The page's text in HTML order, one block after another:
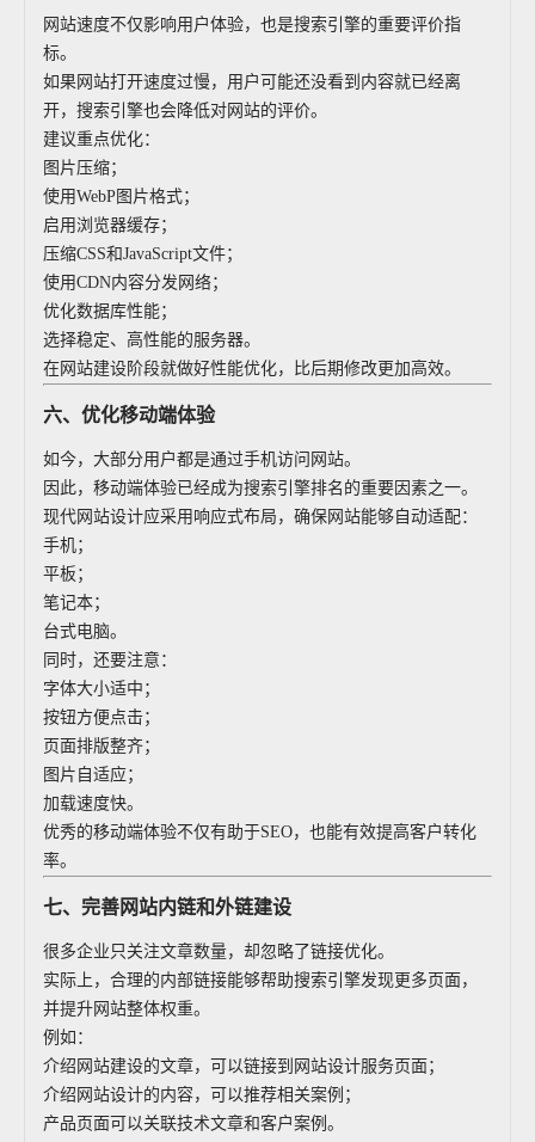
网站速度不仅影响用户体验，也是搜索引擎的重要评价指
标。
如果网站打开速度过慢，用户可能还没看到内容就已经离
开，搜索引擎也会降低对网站的评价。
建议重点优化：
图片压缩；
使用WebP图片格式；
启用浏览器缓存；
压缩CSS和JavaScript文件；
使用CDN内容分发网络；
优化数据库性能；
选择稳定、高性能的服务器。
在网站建设阶段就做好性能优化，比后期修改更加高效。
六、优化移动端体验
如今，大部分用户都是通过手机访问网站。
因此，移动端体验已经成为搜索引擎排名的重要因素之一。
现代网站设计应采用响应式布局，确保网站能够自动适配：
手机；
平板；
笔记本；
台式电脑。
同时，还要注意：
字体大小适中；
按钮方便点击；
页面排版整齐；
图片自适应；
加载速度快。
优秀的移动端体验不仅有助于SEO，也能有效提高客户转化
率。
七、完善网站内链和外链建设
很多企业只关注文章数量，却忽略了链接优化。
实际上，合理的内部链接能够帮助搜索引擎发现更多页面，
并提升网站整体权重。
例如：
介绍网站建设的文章，可以链接到网站设计服务页面；
介绍网站设计的内容，可以推荐相关案例；
产品页面可以关联技术文章和客户案例。